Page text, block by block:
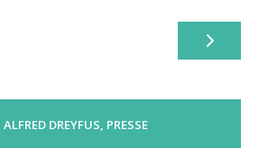
ALFRED DREYFUS, PRESSE